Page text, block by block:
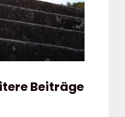
Beiträge